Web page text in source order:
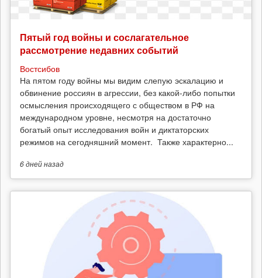
Пятый год войны и сослагательное
рассмотрение недавних событий
Востсибов
На пятом году войны мы видим слепую эскалацию и
обвинение россиян в агрессии, без какой-либо попытки
осмысления происходящего с обществом в РФ на
международном уровне, несмотря на достаточно
богатый опыт исследования войн и диктаторских
режимов на сегодняшний момент. Также характерно...
6 днейназад